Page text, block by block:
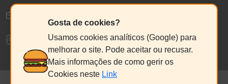
Livro de Reclamações
Gosta de cookies?
Usamos cookies analíticos (Google) para
melhorar o site. Pode aceitar ou recusar.
Mais informações de como gerir os
Cookies neste Link